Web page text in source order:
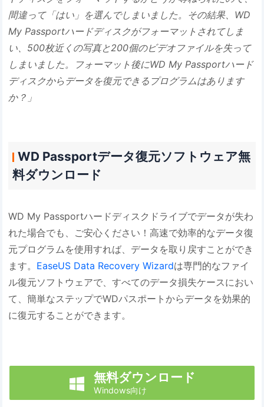
間違って「はい」を選んでしまいました。その結果、WD
My Passportハードディスクがフォーマットされてしま
い、500枚近くの写真と200個のビデオファイルを失って
しまいました。フォーマット後にWD My Passportハード
ディスクからデータを復元できるプログラムはあります
か？」
WD Passportデータ復元ソフトウェア無
料ダウンロード
WD My Passportハードディスクドライブでデータが失わ
れた場合でも、ご安心ください！高速で効率的なデータ復
元プログラムを使用すれば、データを取り戻すことができ
ます。 EaseUS Data Recovery Wizardは専門的なファイ
ル復元ソフトウェアで、すべてのデータ損失ケースにおい
て、簡単なステップでWDパスポートからデータを効果的
に復元することができます。
 無料ダウンロード
Windows向け